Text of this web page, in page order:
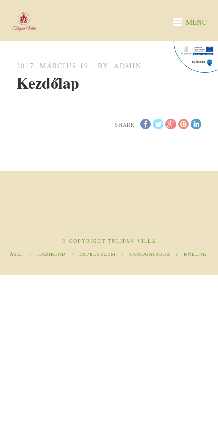
MENU
2017. MÁRCIUS 19. BY ADMIN
Kezdőlap
SHARE
© COPYRIGHT TULIPÁN VILLA
ÁSZF
HÁZIREND IMPRESSZUM TÁMOGATÁSOK RÓLUNK